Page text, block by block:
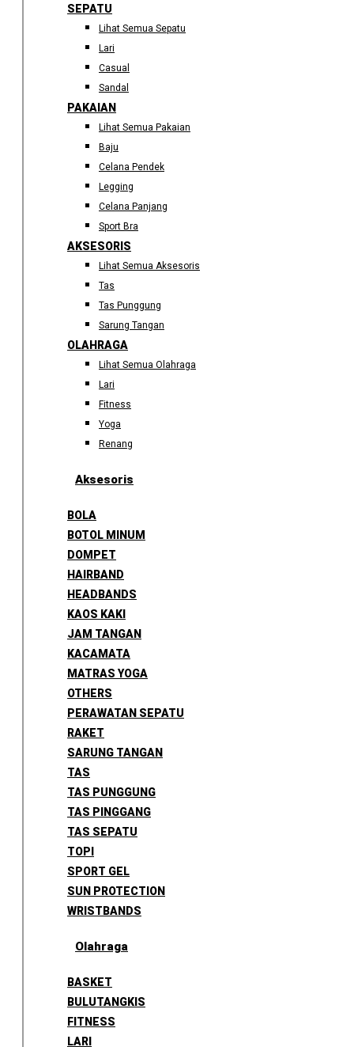
SEPATU
Lihat Semua Sepatu
Lari
Casual
Sandal
PAKAIAN
Lihat Semua Pakaian
Baju
Celana Pendek
Legging
Celana Panjang
Sport Bra
AKSESORIS
Lihat Semua Aksesoris
Tas
Tas Punggung
Sarung Tangan
OLAHRAGA
Lihat Semua Olahraga
Lari
Fitness
Yoga
Renang
Aksesoris
BOLA
BOTOL MINUM
DOMPET
HAIRBAND
HEADBANDS
KAOS KAKI
JAM TANGAN
KACAMATA
MATRAS YOGA
OTHERS
PERAWATAN SEPATU
RAKET
SARUNG TANGAN
TAS
TAS PUNGGUNG
TAS PINGGANG
TAS SEPATU
TOPI
SPORT GEL
SUN PROTECTION
WRISTBANDS
Olahraga
BASKET
BULUTANGKIS
FITNESS
LARI